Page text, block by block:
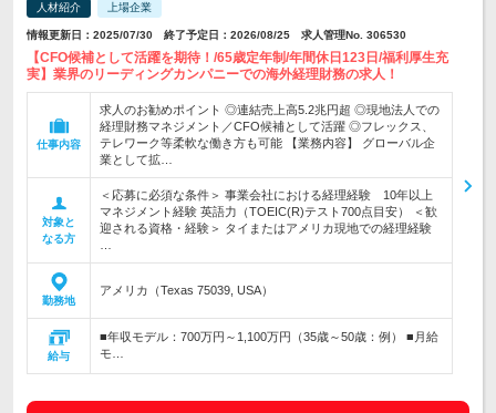
人材紹介 上場企業
情報更新日：2025/07/30 終了予定日：2026/08/25 求人管理No. 306530
【CFO候補として活躍を期待！/65歳定年制/年間休日123日/福利厚生充
実】業界のリーディングカンパニーでの海外経理財務の求人！
仕事内容
求人のお勧めポイント ◎連結売上高5.2兆円超 ◎現地法人での
経理財務マネジメント／CFO候補として活躍 ◎フレックス、
テレワーク等柔軟な働き方も可能 【業務内容】 グローバル企
業として拡…
対象と
なる方
＜応募に必須な条件＞ 事業会社における経理経験 10年以上
マネジメント経験 英語力（TOEIC(R)テスト700点目安） ＜歓
迎される資格・経験＞ タイまたはアメリカ現地での経理経験
勤務地
アメリカ（Texas 75039, USA）
給与
■年収モデル：700万円～1,100万円（35歳～50歳：例） ■月給
モ…